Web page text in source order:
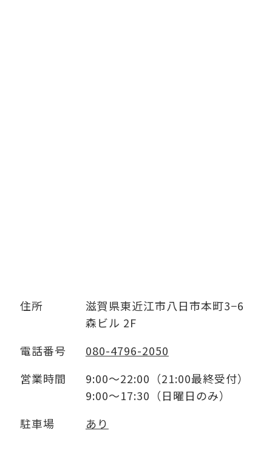
住所
滋賀県東近江市八日市本町3−6
森ビル 2F
電話番号
080-4796-2050
営業時間
9:00～22:00（21:00最終受付）
9:00～17:30（日曜日のみ）
駐車場
あり